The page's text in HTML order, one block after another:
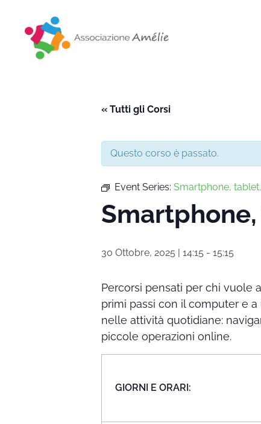
« Tutti gli Corsi
Questo corso è passato.
Event Series: Smartphone,
30 Ottobre, 2025 | 14:15 - 15:15
Percorsi pensati per chi vuole
primi passi con il computer e
nelle attività quotidiane:
piccole operazioni online.
GIORNI E ORARI: